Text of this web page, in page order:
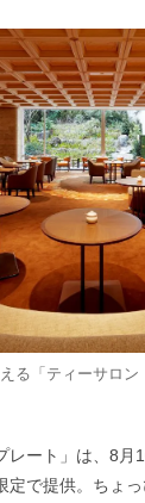
る「ティーサロ
レート」は、8
定で提供。ちょ